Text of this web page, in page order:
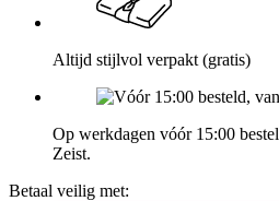
Altijd stijlvol verpakt (gratis)
Op werkdagen vóór 15:00
Zeist.
Betaal veilig met: